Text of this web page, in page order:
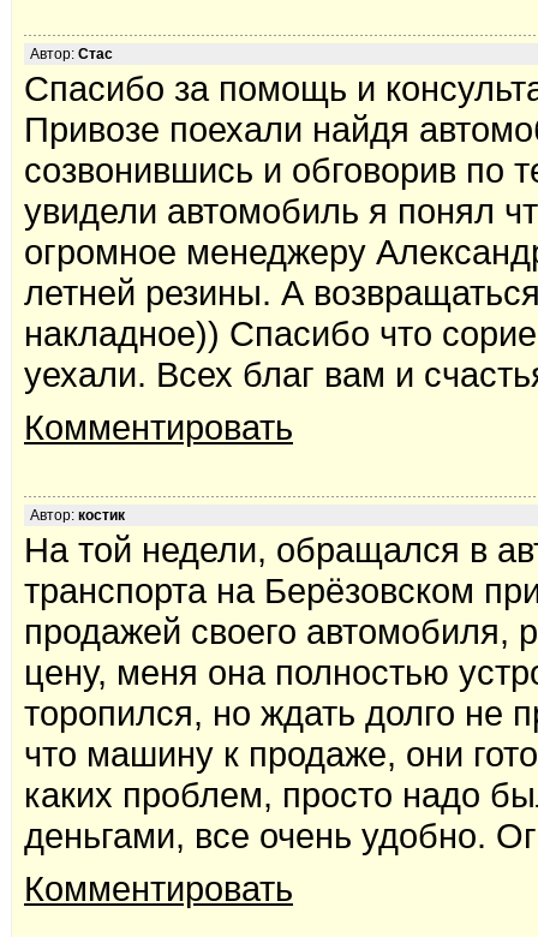
Автор: Стас
Спасибо за помощь и
Привозе поехали найдя
созвонившись и обговорив по
увидели автомобиль я понял
огромное менеджеру
летней резины. А
накладное)) Спасибо что
уехали. Всех благ вам и
Комментировать
Автор: костик
На той недели, обращался в
транспорта на Берёзовском
продажей своего автомобиля,
цену, меня она полностью
торопился, но ждать долго не
что машину к продаже, они
каких проблем, просто надо
деньгами, все очень удобно.
Комментировать